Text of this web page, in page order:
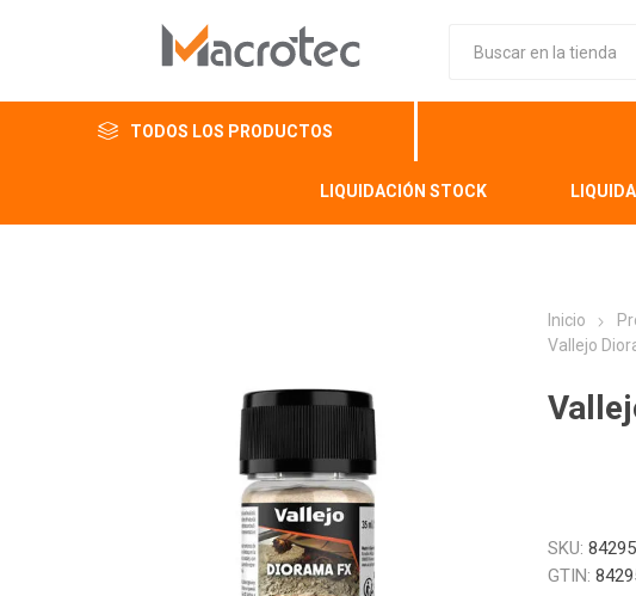
TODOS LOS PRODUCTOS
LIQUIDACIÓN STOCK
Inicio
Vallejo
SKU:
GTIN: